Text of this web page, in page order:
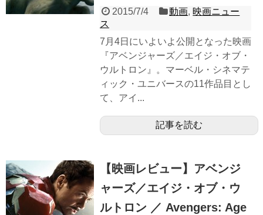
2015/7/4 動画, 映画ニュー
ス
7月4日にいよいよ公開となった映画
『アベンジャーズ／エイジ・オブ・
ウルトロン』。マーベル・シネマテ
ィック・ユニバースの11作品目とし
て、アイ...
記事を読む
【映画レビュー】アベンジ
ャーズ／エイジ・オブ・ウ
ルトロン ／ Avengers: Age